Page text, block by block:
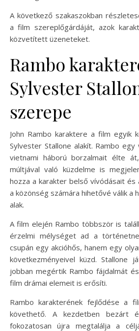
A következő szakaszokban
a film szereplőgárdáját, azok
közvetített üzeneteket.
Rambo
Sylvester
szerepe
John Rambo karaktere a film egyik
Sylvester Stallone alakít. Rambo
vietnami háború borzalmait élte
múltjával való küzdelme is
hozza a karakter belső vívódásait és
a közönség számára hihetővé válik a
alak.
A film elején Rambo többször is
érzelmi mélységet ad a
csupán egy akcióhős, hanem egy
következményeivel küzd. Stallone
jobban megértik Rambo fájdalmát
film drámai elemeit is erősíti.
Rambo karakterének fejlődése a
követhető. A kezdetben bezárt
fokozatosan újra megtalálja a